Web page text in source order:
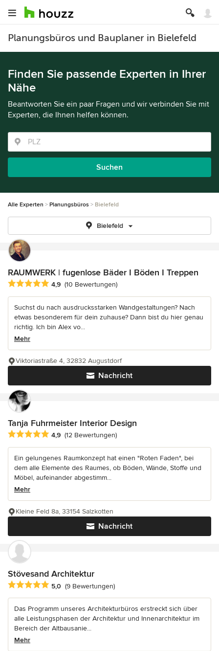
Planungsbüros und Bauplaner in Bielefeld
Finden Sie passende Experten in Ihrer
Nähe
Beantworten Sie ein paar Fragen und wir verbinden Sie mit
Experten, die Ihnen helfen können.
Suchen
Alle Experten Planungsbüros Bielefeld
Bielefeld
RAUMWERK | fugenlose Bäder I Böden I Treppen
Durchschnittliche Bewertung: 4.9 von 5 Sternen
4,9 (10 Bewertungen)
Suchst du nach ausdrucksstarken Wandgestaltungen? Nach
etwas besonderem für dein zuhause? Dann bist du hier genau
richtig. Ich bin Alex vo...
Mehr
Nachricht
Viktoriastraße 4, 32832 Augustdorf
Tanja Fuhrmeister Interior Design
Durchschnittliche Bewertung: 4.9 von 5 Sternen
4,9 (12 Bewertungen)
Ein gelungenes Raumkonzept hat einen "Roten Faden", bei
dem alle Elemente des Raumes, ob Böden, Wände, Stoffe und
Möbel, aufeinander abgestimm...
Mehr
Nachricht
Kleine Feld 8a, 33154 Salzkotten
Stövesand Architektur
Durchschnittliche Bewertung: 5 von 5 Sternen
5,0 (9 Bewertungen)
Das Programm unseres Architekturbüros erstreckt sich über
alle Leistungsphasen der Architektur und Innenarchitektur im
Bereich der Altbausanie...
Mehr